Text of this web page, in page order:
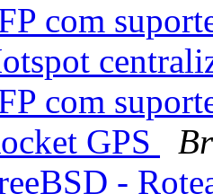
com
com
GPS
-